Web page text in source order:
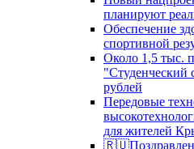
планируют
Обеспечение
спортивной
Около 1,5 тыс.
"Студенческий
рублей
Передовые
для жителей